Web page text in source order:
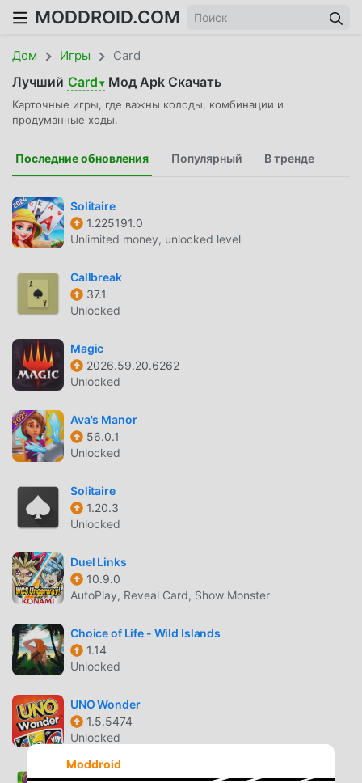
MODDROID.COM
Дом Игры Card
Лучший Card ▾ Мод Apk Скачать
Карточные игры, где важны колоды, комбинации и
продуманные ходы.
Последние обновления Популярный В тренде
Solitaire
1.225191.0
Unlimited money, unlocked level
Callbreak
37.1
Unlocked
Magic
2026.59.20.6262
Unlocked
Ava's Manor
56.0.1
Unlocked
Solitaire
1.20.3
Unlocked
Duel Links
10.9.0
AutoPlay, Reveal Card, Show Monster
Choice of Life - Wild Islands
1.14
Unlocked
UNO Wonder
1.5.5474
Unlocked
PvZ Heroes
Moddroid